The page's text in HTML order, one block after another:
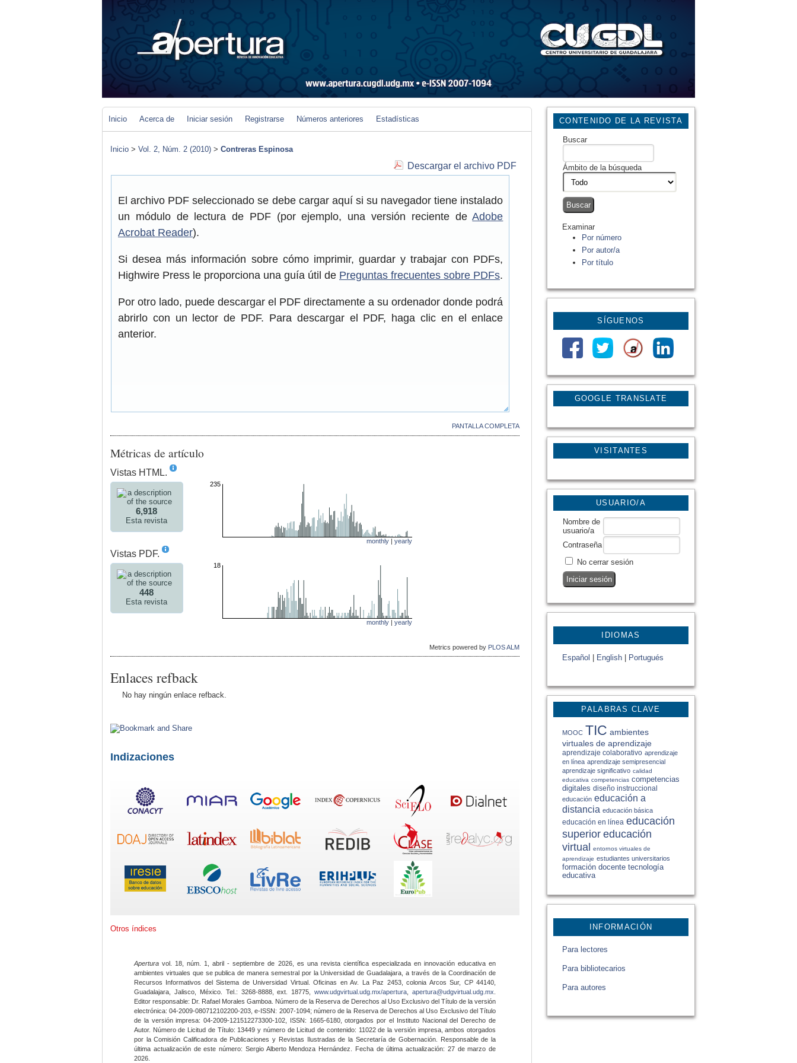
GOOGLE TRANSLATE
VISITANTES
CONTENIDO DE LA REVISTA
Buscar
Ámbito de la búsqueda
Examinar
Por número
Por autor/a
Por título
SÍGUENOS
USUARIO/A
Nombre de
usuario/a
Contraseña
No cerrar sesión
IDIOMAS
Español English Portugués
PALABRAS CLAVE
MOOC TIC ambientes
virtuales de aprendizaje
aprendizaje colaborativo aprendizaje
en línea aprendizaje semipresencial
aprendizaje significativo calidad
educativa competencias competencias
digitales diseño instruccional
educación educación a
distancia educación básica
educación en línea educación
superior educación
virtual entornos virtuales de
aprendizaje estudiantes universitarios
formación docente tecnología
educativa
INFORMACIÓN
Para lectores
Para bibliotecarios
Para autores
Inicio Acerca de Iniciar sesión Registrarse Números anteriores Estadísticas
Inicio > Vol. 2, Núm. 2 (2010) > Contreras Espinosa
Descargar el archivo PDF
El archivo PDF seleccionado se debe cargar aquí si su navegador tiene instalado
un módulo de lectura de PDF (por ejemplo, una versión reciente deAdobe
Acrobat Reader).
Si desea más información sobre cómo imprimir, guardar y trabajar con PDFs,
Highwire Press le proporciona una guía útil de Preguntas frecuentes sobre PDFs.
Por otro lado, puede descargar el PDF directamente a su ordenador donde podrá
abrirlo con un lector de PDF. Para descargar el PDF, haga clic en el enlace
anterior.
PANTALLA COMPLETA
Métricas de artículo
Vistas HTML.
6,918
Esta revista
235
monthly| yearly
Vistas PDF.
448
Esta revista
18
monthly| yearly
Metrics powered by PLOS ALM
Enlaces refback
No hay ningún enlace refback.
Indizaciones
Otros índices
Apertura vol. 18, núm. 1, abril - septiembre de 2026, es una revista científica especializada en innovación educativa en
ambientes virtuales que se publica de manera semestral por la Universidad de Guadalajara, a través de la Coordinación de
Recursos Informativos del Sistema de Universidad Virtual. Oficinas en Av. La Paz 2453, colonia Arcos Sur, CP 44140,
Guadalajara, Jalisco, México. Tel.: 3268-8888, ext. 18775,www.udgvirtual.udg.mx/apertura apertura@udgvirtual.udg.mx
Editor responsable: Dr. Rafael Morales Gamboa. Número de la Reserva de Derechos al Uso Exclusivo del Título de la versión
electrónica: 04-2009-080712102200-203, e-ISSN: 2007-1094; número de la Reserva de Derechos al Uso Exclusivo del Título
de la versión impresa: 04-2009-121512273300-102, ISSN: 1665-6180, otorgados por el Instituto Nacional del Derecho de
Autor. Número de Licitud de Título: 13449 y número de Licitud de contenido: 11022 de la versión impresa, ambos otorgados
por la Comisión Calificadora de Publicaciones y Revistas Ilustradas de la Secretaría de Gobernación. Responsable de la
última actualización de este número: Sergio Alberto Mendoza Hernández. Fecha de última actualización: 27 de marzo de
2026.